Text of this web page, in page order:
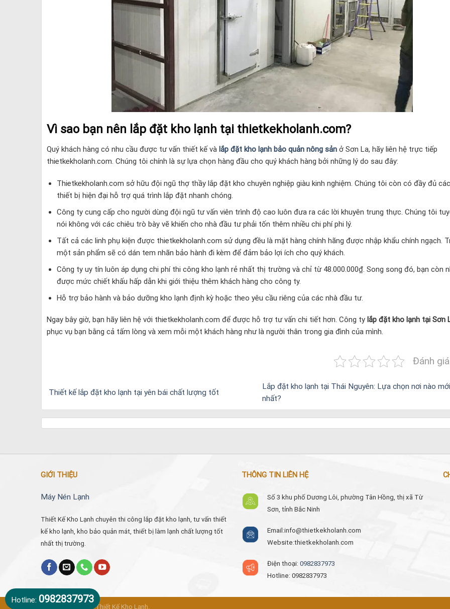
Vì sao bạn nên lắp đặt kho lạnh tại thietkekholanh.com?
Quý khách hàng có nhu cầu được tư vấn thiết kế và lắp đặt kho lạnh bảo quản nông sản ở Sơn La, hãy liên hệ trực tiếp
thietkekholanh.com. Chúng tôi chính là sự lựa chọn hàng đầu cho quý khách hàng bởi những lý do sau đây:
Thietkekholanh.com sở hữu đội ngũ thợ thầy lắp đặt kho chuyên nghiệp giàu kinh nghiệm. Chúng tôi còn có đầy đủ
thiết bị hiện đại hỗ trợ quá trình lắp đặt nhanh chóng.
Công ty cung cấp cho người dùng đội ngũ tư vấn viên trình độ cao luôn đưa ra các lời khuyên trung thực. Chúng tôi
nói không với các chiêu trò bày vẽ khiến cho nhà đầu tư phải tốn thêm nhiều chi phí phi lý.
Tất cả các linh phụ kiện được thietkekholanh.com sử dụng đều là mặt hàng chính hãng được nhập khẩu chính ngạch.
một sản phẩm sẽ có dán tem nhãn bảo hành đi kèm để đảm bảo lợi ích cho quý khách.
Công ty uy tín luôn áp dụng chi phí thi công kho lạnh rẻ nhất thị trường và chỉ từ 48.000.000₫. Song song đó, bạn còn
được mức chiết khấu hấp dẫn khi giới thiệu thêm khách hàng cho công ty.
Hỗ trợ bảo hành và bảo dưỡng kho lạnh định kỳ hoặc theo yêu cầu riêng của các nhà đầu tư.
Ngay bây giờ, bạn hãy liên hệ với thietkekholanh.com để được hỗ trợ tư vấn chi tiết hơn. Công ty lắp đặt kho lạnh tại Sơn
phục vụ bạn bằng cả tấm lòng và xem mỗi một khách hàng như là người thân trong gia đình của mình.
Đánh
Thiết kế lắp đặt kho lạnh tại yên bái chất lượng tốt
Lắp đặt kho lạnh tại Thái Nguyên: Lựa chọn nơi nào
nhất?
GIỚI THIỆU
Máy Nén Lạnh
Thiết Kế Kho Lạnh chuyên thi công lắp đặt kho lạnh, tư vấn thiết
kế kho lạnh, kho bảo quản mát, thiết bị làm lạnh chất lượng tốt
nhất thị trường.
THÔNG TIN LIÊN HỆ
Số 3 khu phố Dương Lôi, phường Tân Hồng, thị xã Từ
Sơn, tỉnh Bắc Ninh
Email:info@thietkekholanh.com
Website:thietkekholanh.com
Điện thoại: 0982837973
Hotline: 0982837973
Bản quyền 2019 © Thiết Kế Kho Lạnh.
Hotline: 0982837973